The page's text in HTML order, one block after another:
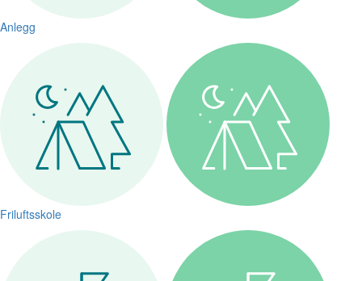
Anlegg
Friluftsskole